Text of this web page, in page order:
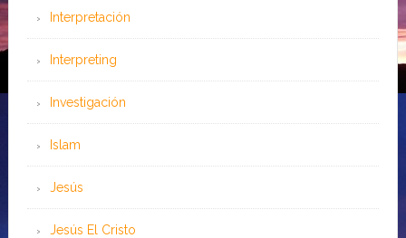
Interpretación
Interpreting
Investigación
Islam
Jesús
Jesús El Cristo